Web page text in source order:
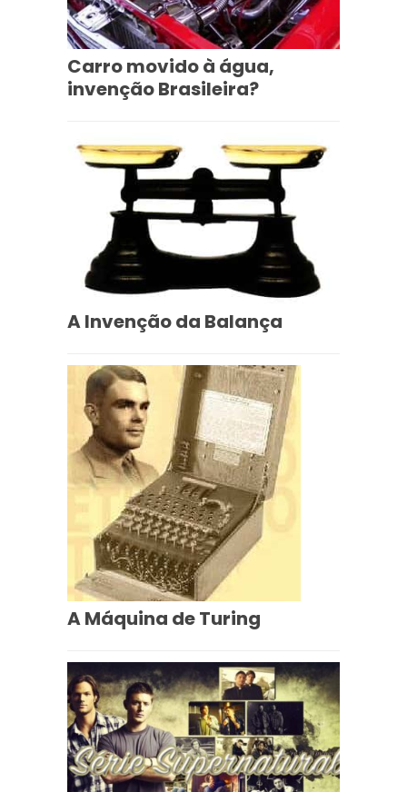
Carro movido à água,
invenção Brasileira?
A Invenção da Balança
A Máquina de Turing